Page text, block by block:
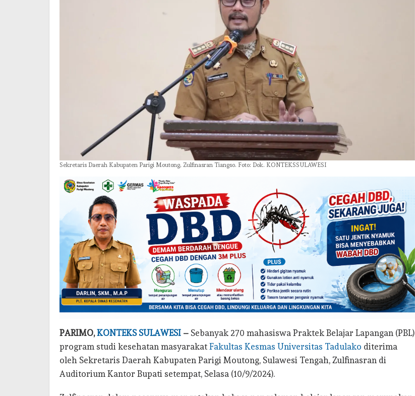
Sekretaris Daerah Kabupaten Parigi Moutong, Zulfinasran Tiangso. Foto: Dok. KONTEKSSULAWESI
PARIMO,KONTEKS SULAWESI – Sebanyak 270 mahasiswa Praktek Belajar Lapangan (PBL)
program studi kesehatan masyarakat Fakultas Kesmas Universitas Tadulako diterima
oleh Sekretaris Daerah Kabupaten Parigi Moutong, Sulawesi Tengah, Zulfinasran di
Auditorium Kantor Bupati setempat, Selasa (10/9/2024).